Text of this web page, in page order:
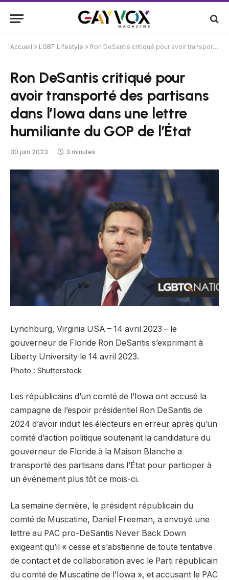
Accueil » LGBT Lifestyle » Ron DeSantis critiqué pour avoir transporté des partisans dans l’Iowa dans une lettre humiliante du GOP de l’État
Ron DeSantis critiqué pour
avoir transporté des partisans
dans l’Iowa dans une lettre
humiliante du GOP de l’État
30 juin 2023 3 minutes
Lynchburg, Virginia USA – 14 avril 2023 – le
gouverneur de Floride Ron DeSantis s’exprimant à
Liberty University le 14 avril 2023.
Photo : Shutterstock
Les républicains d’un comté de l’Iowa ont accusé la
campagne de l’espoir présidentiel Ron DeSantis de
2024 d’avoir induit les électeurs en erreur après qu’un
comité d’action politique soutenant la candidature du
gouverneur de Floride à la Maison Blanche a
transporté des partisans dans l’État pour participer à
un événement plus tôt ce mois-ci.
La semaine dernière, le président républicain du
comté de Muscatine, Daniel Freeman, a envoyé une
lettre au PAC pro-DeSantis Never Back Down
exigeant qu’il « cesse et s’abstienne de toute tentative
de contact et de collaboration avec le Parti républicain
du comté de Muscatine de l’Iowa », et accusant le PAC